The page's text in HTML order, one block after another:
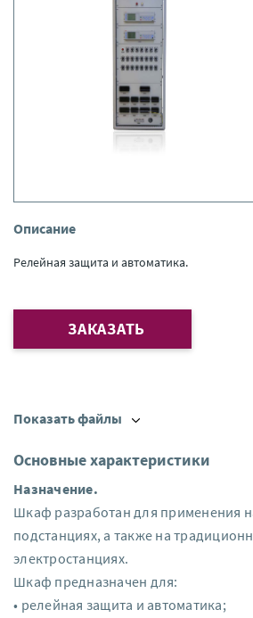
Описание
Релейная защита и автоматика.
ЗАКАЗАТЬ
Показать файлы
Основные характеристики
Назначение.
Шкаф разработан для применения
подстанциях, а также на
электростанциях.
Шкаф предназначен для:
• релейная защита и автоматика;